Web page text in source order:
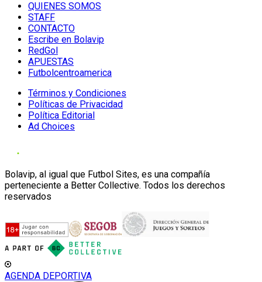
QUIENES SOMOS
STAFF
CONTACTO
Escribe en Bolavip
RedGol
APUESTAS
Futbolcentroamerica
Términos y Condiciones
Políticas de Privacidad
Política Editorial
Ad Choices
Bolavip, al igual que Futbol Sites, es una compañía
perteneciente a Better Collective. Todos los derechos
reservados
AGENDA DEPORTIVA